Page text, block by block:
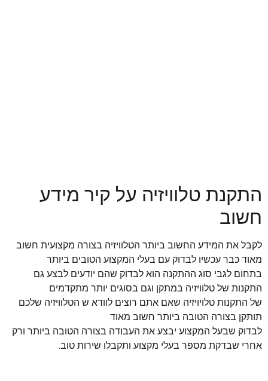
התקנת טלוויזיה על קיר מידע
חשוב
לקבל את המידע החשוב ביותר הטלוויזיה בצורה מקצועית חשוב
מאוד כבר עכשיו לבדוק עם בעלי המקצוע הטובים ביותר
בתחום לגבי סוג ההתקנה הוא לבדוק שהם יודעים לבצע גם
התקנות של טלוויזיה במתקן וגם בסוגים יותר מתקדמים
של התקנות טלויויזיה שאם אתם רוצים לוודא ש הטלוויזיה שלכם
תותקן בצורה הטובה ביותר חשוב מאוד
לבדוק שבעל המקצוע יבצע את העבודה בצורה הטובה ביותר ורק
אחרי שבדקת מספר בעלי מקצוע ותקבלו שירות טוב.